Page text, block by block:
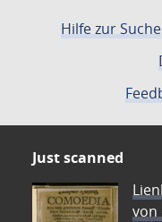
Hilfe zur Suche
Just scanned
von